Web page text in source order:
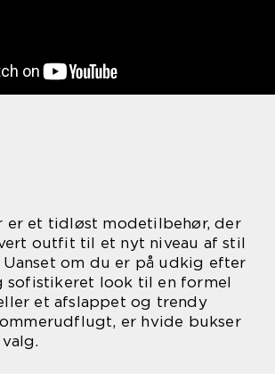
er et tidløst modetilbehør, der
outfit til et nyt niveau af stil
Uanset om du er på udkig efter
sofistikeret look til en formel
et afslappet og trendy
er hvide bukser